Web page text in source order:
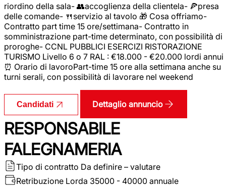
riordino della sala- 👥accoglienza della clientela- 🍕presa
delle comande- 🍴servizio al tavolo 🎁 Cosa offriamo-
Contratto part time 15 ore/settimana- Contratto in
somministrazione part-time determinato, con possibilità di
proroghe- CCNL PUBBLICI ESERCIZI RISTORAZIONE
TURISMO Livello 6 o 7 RAL : €18.000 - €20.000 lordi annui
⏰ Orario di lavoroPart-time 15 ore alla settimana anche su
turni serali, con possibilità di lavorare nel weekend
Candidati Dettaglio annuncio
RESPONSABILE
FALEGNAMERIA
Tipo di contratto Da definire – valutare
Retribuzione Lorda 35000 - 40000 annuale